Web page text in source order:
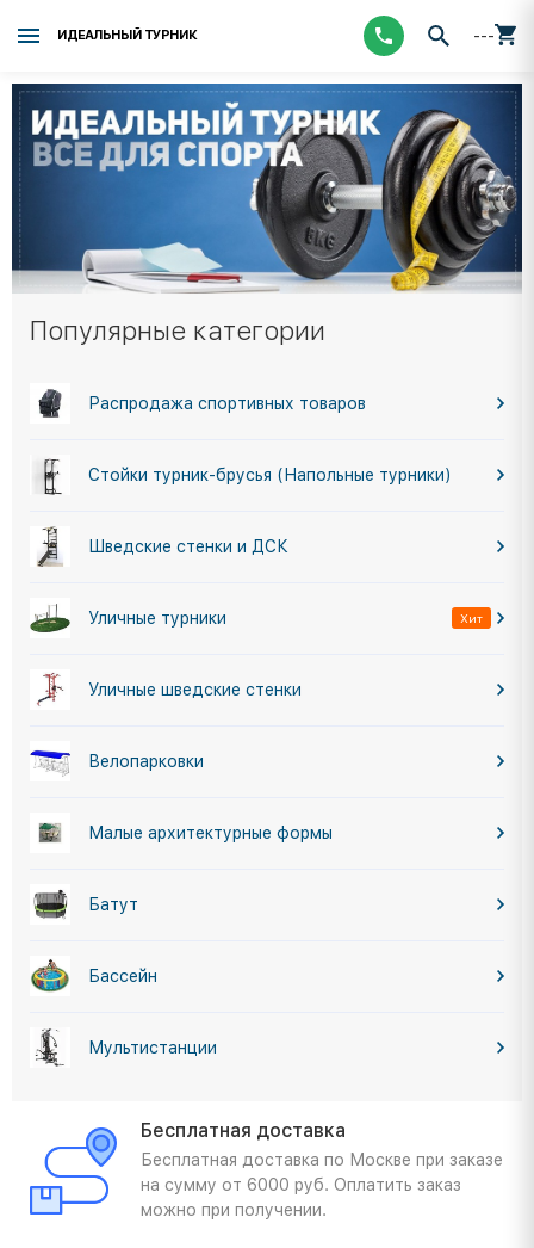
ИДЕАЛЬНЫЙ ТУРНИК ---
Популярные категории
Распродажа спортивных товаров
Стойки турник-брусья (Напольные турники)
Шведские стенки и ДСК
Уличные турники Хит
Уличные шведские стенки
Велопарковки
Малые архитектурные формы
Батут
Бассейн
Мультистанции
Бесплатная доставка
Бесплатная доставка по Москве при заказе
на сумму от 6000 руб. Оплатить заказ
можно при получении.